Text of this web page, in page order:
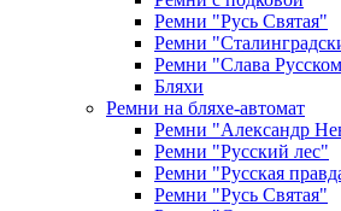
Ремни "Русь Святая"
Ремни
Ремни "Слава
Бляхи
Ремни на бляхе-автомат
Ремни "Александр
Ремни "Русский лес"
Ремни "Русская
Ремни "Русь Святая"